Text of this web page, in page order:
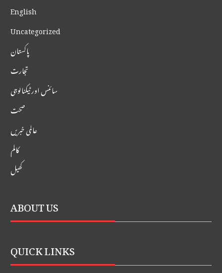
English
Uncategorized
پاکستان
تجارت
سائنس اور ٹیکنالوجی
صحت
عالمی خبریں
کالم
کھیل
ABOUT US
QUICK LINKS